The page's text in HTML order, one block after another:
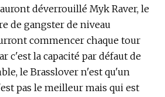
déverrouillé Myk Raver, le
de gangster de niveau
commencer chaque tour
c'est la capacité par défaut de
le Brasslover n'est qu'un
pas le meilleur mais qui est